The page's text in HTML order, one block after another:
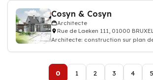
Cosyn & Cosyn
Architecte
Rue de Laeken 111, 01000
Architecte: construction sur plan
0 1 2 3 4 5